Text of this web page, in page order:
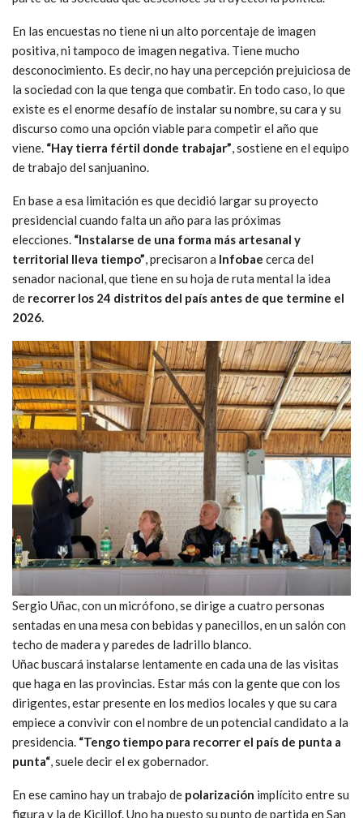
En las encuestas no tiene ni un alto porcentaje de imagen
positiva, ni tampoco de imagen negativa. Tiene mucho
desconocimiento. Es decir, no hay una percepción prejuiciosa de
la sociedad con la que tenga que combatir. En todo caso, lo que
existe es el enorme desafío de instalar su nombre, su cara y su
discurso como una opción viable para competir el año que
viene. “Hay tierra fértil donde trabajar”, sostiene en el equipo
de trabajo del sanjuanino.
En base a esa limitación es que decidió largar su proyecto
presidencial cuando falta un año para las próximas
elecciones. “Instalarse de una forma más artesanal y
territorial lleva tiempo”, precisaron a Infobae cerca del
senador nacional, que tiene en su hoja de ruta mental la idea
de recorrer los 24 distritos del país antes de que termine el
2026.
Sergio Uñac, con un micrófono, se dirige a cuatro personas
sentadas en una mesa con bebidas y panecillos, en un salón con
techo de madera y paredes de ladrillo blanco.
Uñac buscará instalarse lentamente en cada una de las visitas
que haga en las provincias. Estar más con la gente que con los
dirigentes, estar presente en los medios locales y que su cara
empiece a convivir con el nombre de un potencial candidato a la
presidencia. “Tengo tiempo para recorrer el país de punta a
punta“, suele decir el ex gobernador.
En ese camino hay un trabajo de polarización implícito entre su
figura y la de Kicillof. Uno ha puesto su punto de partida en San